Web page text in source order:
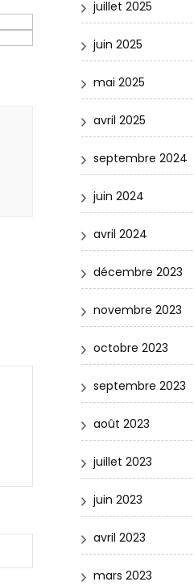
juillet 2025
juin 2025
mai 2025
avril 2025
septembre 2024
juin 2024
avril 2024
décembre 2023
novembre 2023
octobre 2023
septembre 2023
août 2023
juillet 2023
juin 2023
avril 2023
mars 2023